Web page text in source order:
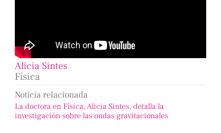
Alicia Sintes
Física
Noticia relacionada
La doctora en Física, Alicia Sintes, detalla la
investigación sobre las ondas gravitacionales